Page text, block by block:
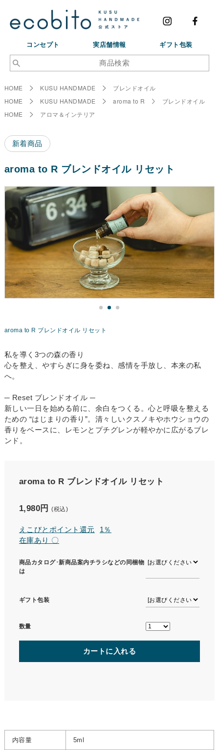
コンセプト 実店舗情報 ギフト包装
HOME KUSU HANDMADE
ブレンドオイル
HOME
KUSU HANDMADE aroma to R
ブレンドオイル
HOME
アロマ＆インテリア
新着商品
aroma to R ブレンドオイル リセット
aroma to R ブレンドオイル リセット
私を導く3つの森の香り
心を整え、やすらぎに身を委ね、感情を手放し、本来の私
へ。
─ Reset ブレンドオイル ─
新しい一日を始める前に、余白をつくる。心と呼吸を整える
ための “はじまりの香り”。清々しいクスノキやホウショウの
香りをベースに、レモンとプチグレンが軽やかに広がるブレ
ンド。
aroma to R ブレンドオイル リセット
1,980円 (税込)
えこびとポイント還元
1％
在庫あり 〇
商品カタログ･新商品案内チラシなどの同梱物
は
ギフト包装
数量
カートに入れる
内容量 5ml